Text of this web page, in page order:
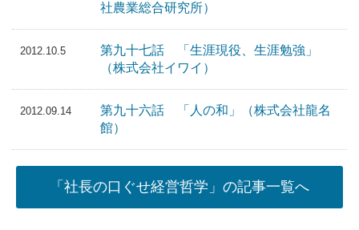
社農業総合研究所）
2012.10.5
第九十七話 「生涯現役、生涯勉強」
（株式会社イワイ）
2012.09.14
第九十六話 「人の和」（株式会社龍名
館）
「社長の口ぐせ経営哲学」の記事一覧へ